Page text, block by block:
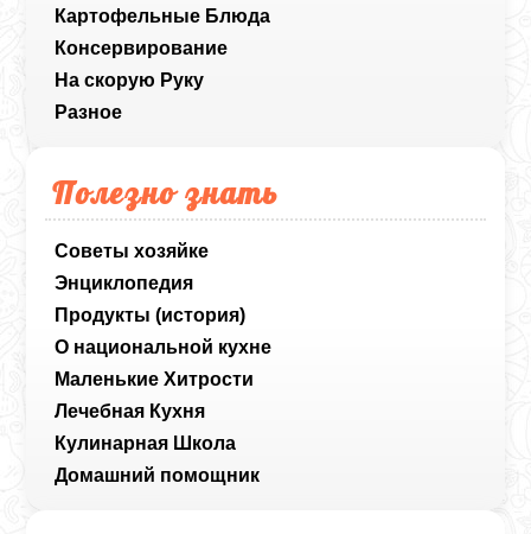
Картофельные Блюда
Консервирование
На скорую Руку
Разное
Полезно знать
Советы хозяйке
Энциклопедия
Продукты (история)
О национальной кухне
Маленькие Хитрости
Лечебная Кухня
Кулинарная Школа
Домашний помощник